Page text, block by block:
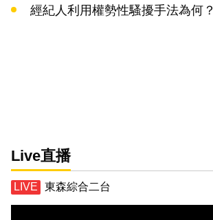
經紀人利用權勢性騷擾手法為何？
Live直播
東森綜合二台